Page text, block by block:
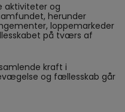
aktiviteter og
herunder
loppemarkeder
på tværs af
kraft i
og fællesskab går